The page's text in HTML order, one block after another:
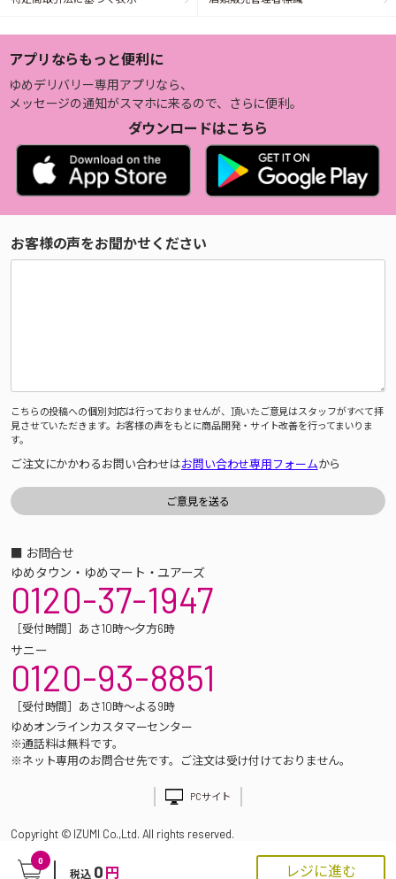
0
税込 0 円 レジに進む
アプリならもっと便利に
ゆめデリバリー専用アプリなら、
メッセージの通知がスマホに来るので、さらに便利。
ダウンロードはこちら
お客様の声をお聞かせください
こちらの投稿への個別対応は行っておりませんが、頂いたご意見はスタッフがすべて拝
見させていただきます。お客様の声をもとに商品開発・サイト改善を行ってまいりま
す。
ご注文にかかわるお問い合わせはお問い合わせ専用フォームから
■ お問合せ
ゆめタウン・ゆめマート・ユアーズ
0120-37-1947
［受付時間］あさ10時～夕方6時
サニー
0120-93-8851
［受付時間］あさ10時～よる9時
ゆめオンラインカスタマーセンター
※通話料は無料です。
※ネット専用のお問合せ先です。ご注文は受け付けておりません。
PCサイト
Copyright © IZUMI Co.,Ltd. All rights reserved.